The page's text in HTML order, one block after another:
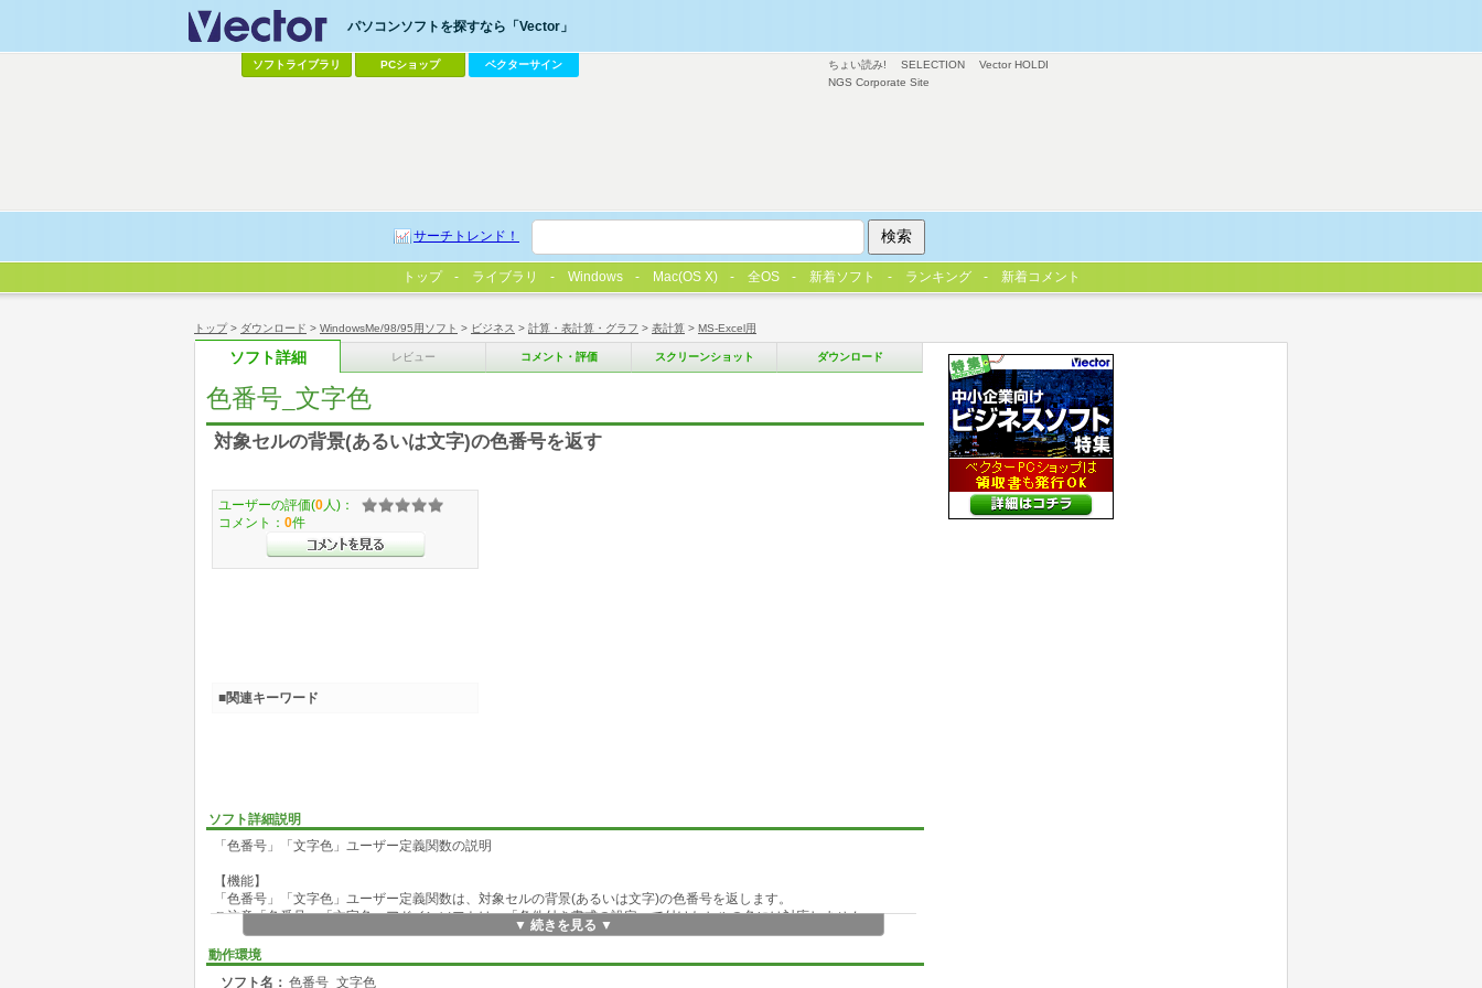
トップ> ダウンロード > WindowsMe/98/95用ソフト > ビジネス > 計算・表計算・グラフ > 表計算 > MS-Excel用
ソフト詳細 レビュー コメント・評価 スクリーンショット ダウンロード
色番号_文字色
対象セルの背景(あるいは文字)の色番号を返す
ソフト詳細説明
「色番号」「文字色」ユーザー定義関数の説明
【機能】
「色番号」「文字色」ユーザー定義関数は、対象セルの背景(あるいは文字)の色番号を返します。
ご注意「色番号」「文字色」アドインソフトは、「条件付き書式の設定」で付けたセルの色には対応しません。
また、「条件付き書式の設定」の関数には入力できません。
通常の組み込み関数と同じようにワークシート上で使用できる関数です。
書式 =色番号(セル)
▼ 続きを見る ▼
動作環境
ソフト名： 色番号_文字色
ユーザーの評価(0 人)：
コメント： 0件
■関連キーワード
ちょい読み! SELECTION
Vector HOLDI
NGS Corporate Site
パソコンソフトを探すなら「Vector」
ソフトライブラリ PCショップ ベクターサイン
サーチトレンド！
トップ ライブラリ Windows Mac(OS X) 全OS 新着ソフト ランキング 新着コメント